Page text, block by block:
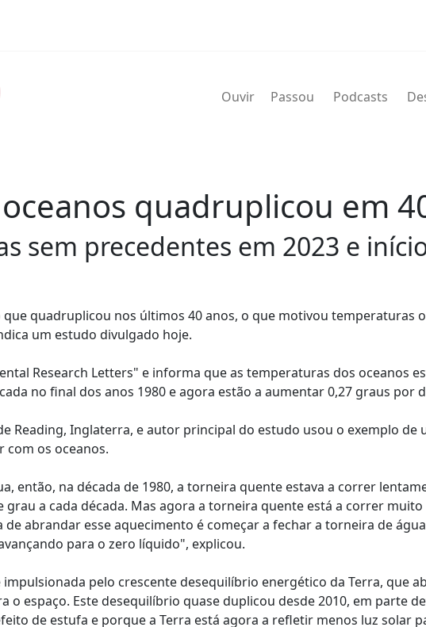
Ouvir Passou Podcasts
quadruplicou em
sem precedentes em 2023 e
quadruplicou nos últimos 40 anos, o que motivou temperaturas
um estudo divulgado hoje.
Research Letters" e informa que as temperaturas dos oceanos
no final dos anos 1980 e agora estão a aumentar 0,27 graus por
Reading, Inglaterra, e autor principal do estudo usou o exemplo de
com os oceanos.
então, na década de 1980, a torneira quente estava a correr
a cada década. Mas agora a torneira quente está a correr muito
abrandar esse aquecimento é começar a fechar a torneira de
para o zero líquido", explicou.
pelo crescente desequilíbrio energético da Terra, que
o espaço. Este desequilíbrio quase duplicou desde 2010, em parte
de estufa e porque a Terra está agora a refletir menos luz solar